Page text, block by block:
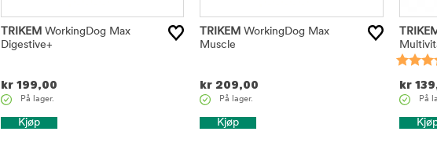
TRIKEM WorkingDog Max
Digestive+
kr 199,00
På lager.
Kjøp
TRIKEM WorkingDog Max
Muscle
kr 209,00
På lager.
Kjøp
kr
På